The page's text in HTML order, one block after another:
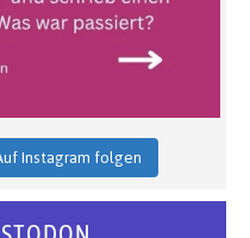
Instagram folgen